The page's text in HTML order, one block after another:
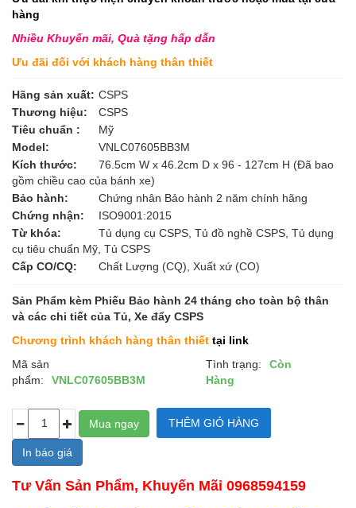
hàng
Nhiều Khuyến mãi, Quà tặng hấp dẫn
Ưu đãi đối với khách hàng thân thiết
Hãng sản xuất: CSPS
Thương hiệu:
CSPS
Tiêu chuẩn :
Mỹ
Model:
VNLC07605BB3M
Kích thước:
76.5cm W x 46.2cm D x 96 - 127cm H (Đã bao
gồm chiều cao của bánh xe)
Bảo hành:
Chứng nhân Bảo hành 2 năm chính hãng
Chứng nhận:
ISO9001:2015
Từ khóa:
Tủ dụng cụ CSPS, Tủ đồ nghề CSPS, Tủ dụng
cụ tiêu chuẩn Mỹ, Tủ CSPS
Cấp CO/CQ:
Chất Lượng (CQ), Xuất xứ (CO)
Sản Phẩm kèm Phiếu Bảo hành 24 tháng cho toàn bộ thân
và các chi tiết của Tủ, Xe đẩy CSPS
Chương trình khách hàng thân thiết tại link
Mã sản
phẩm:
VNLC07605BB3M
Tình trạng:
Còn
Hàng
In báo giá
Tư Vấn Sản Phẩm, Khuyến Mãi 0968594159